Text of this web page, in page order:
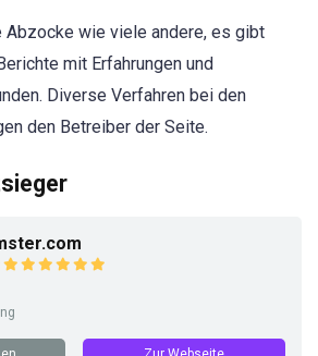
Abzocke wie viele andere, es gibt
mit Erfahrungen und
Diverse Verfahren bei den
den Betreiber der Seite.